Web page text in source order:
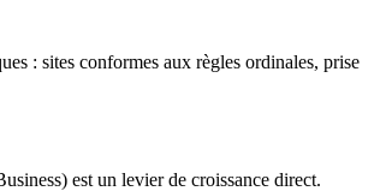
: sites conformes aux règles ordinales, prise
est un levier de croissance direct.